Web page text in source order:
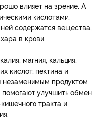
влияет на зрение. А
кислотами,
содержатся вещества,
в крови.
магния, кальция,
кислот, пектина и
незаменимым продуктом
помогают улучшить обмен
тракта и